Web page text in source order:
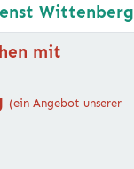
Wittenberg
mit
(ein Angebot unserer